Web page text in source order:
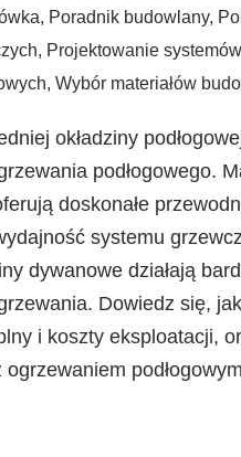
, Poradnik budowlany,
, Projektowanie
, Wybór materiałów
okładziny
podłogowego.
doskonałe
systemu
dywanowe działają
Dowiedz się,
i koszty eksploatacji,
ogrzewaniem